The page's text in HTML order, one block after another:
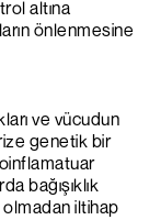
altına
önlenmesine
ve vücudun
genetik bir
bağışıklık
iltihap